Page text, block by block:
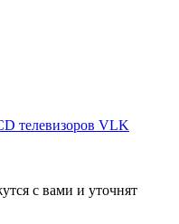
телевизоров VLK
с вами и уточнят